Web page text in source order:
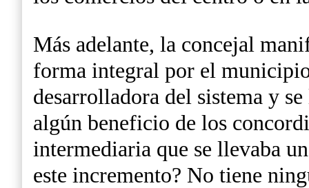
Más adelante, la concejal
forma integral por el
desarrolladora del sistema y
algún beneficio de los
intermediaria que se llevaba
este incremento? No tiene